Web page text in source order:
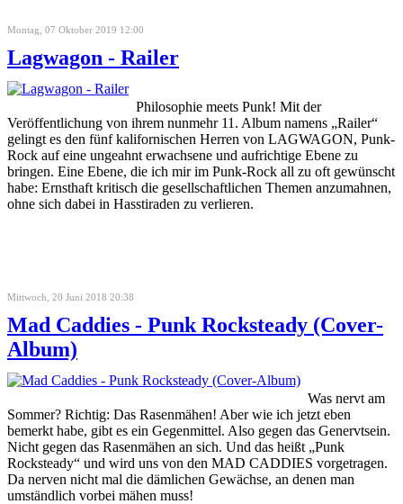
Montag, 07 Oktober 2019 12:00
Lagwagon - Railer
Philosophie meets Punk! Mit der
Veröffentlichung von ihrem nunmehr 11. Album namens „Railer“
gelingt es den fünf kalifornischen Herren von LAGWAGON, Punk-
Rock auf eine ungeahnt erwachsene und aufrichtige Ebene zu
bringen. Eine Ebene, die ich mir im Punk-Rock all zu oft gewünscht
habe: Ernsthaft kritisch die gesellschaftlichen Themen anzumahnen,
ohne sich dabei in Hasstiraden zu verlieren.
Mittwoch, 20 Juni 2018 20:38
Mad Caddies - Punk Rocksteady (Cover-
Album)
Was nervt am
Sommer? Richtig: Das Rasenmähen! Aber wie ich jetzt eben
bemerkt habe, gibt es ein Gegenmittel. Also gegen das Genervtsein.
Nicht gegen das Rasenmähen an sich. Und das heißt „Punk
Rocksteady“ und wird uns von den MAD CADDIES vorgetragen.
Da nerven nicht mal die dämlichen Gewächse, an denen man
umständlich vorbei mähen muss!